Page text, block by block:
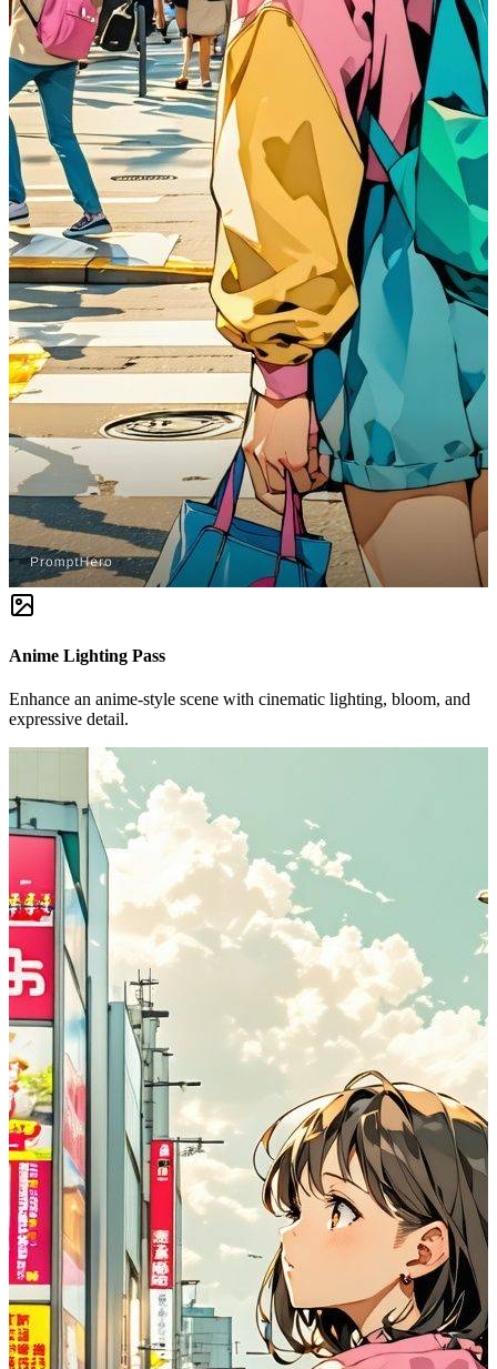
Anime Lighting Pass
Enhance an anime-style scene with cinematic lighting, bloom, and
expressive detail.